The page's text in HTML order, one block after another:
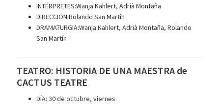
INTÉRPRETES:Wanja Kahlert, Adrià Montaña
DIRECCIÓN:Rolando San Martin
DRAMATURGIA:Wanja Kahlert, Adrià Montaña, Rolando
San Martín
TEATRO: HISTORIA DE UNA MAESTRA de
CACTUS TEATRE
DÍA: 30 de octubre, viernes